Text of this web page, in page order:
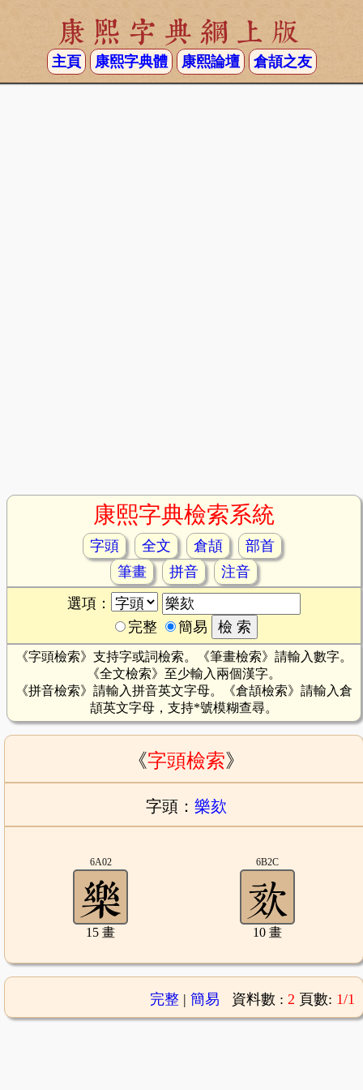
康熙字典網上版
主頁 康熙字典體 康熙論壇 倉頡之友
康熙字典檢索系統
字頭 全文 倉頡
部首
筆畫
拼音
注音
選項：
完整
簡易
《字頭檢索》支持字或詞檢索。《筆畫檢索》請輸入數字。
《全文檢索》至少輸入兩個漢字。
《拼音檢索》請輸入拼音英文字母。《倉頡檢索》請輸入倉
頡英文字母，支持*號模糊查尋。
《字頭檢索》
字頭： 樂欬
6A02
15 畫
6B2C
10 畫
完整| 簡易 資料數 : 2 頁數: 1/1